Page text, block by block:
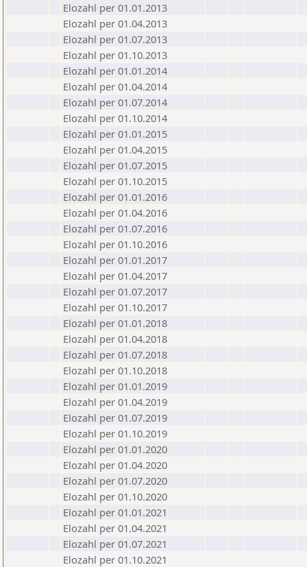
Elozahl per 01.01.2013
Elozahl per 01.04.2013
Elozahl per 01.07.2013
Elozahl per 01.10.2013
Elozahl per 01.01.2014
Elozahl per 01.04.2014
Elozahl per 01.07.2014
Elozahl per 01.10.2014
Elozahl per 01.01.2015
Elozahl per 01.04.2015
Elozahl per 01.07.2015
Elozahl per 01.10.2015
Elozahl per 01.01.2016
Elozahl per 01.04.2016
Elozahl per 01.07.2016
Elozahl per 01.10.2016
Elozahl per 01.01.2017
Elozahl per 01.04.2017
Elozahl per 01.07.2017
Elozahl per 01.10.2017
Elozahl per 01.01.2018
Elozahl per 01.04.2018
Elozahl per 01.07.2018
Elozahl per 01.10.2018
Elozahl per 01.01.2019
Elozahl per 01.04.2019
Elozahl per 01.07.2019
Elozahl per 01.10.2019
Elozahl per 01.01.2020
Elozahl per 01.04.2020
Elozahl per 01.07.2020
Elozahl per 01.10.2020
Elozahl per 01.01.2021
Elozahl per 01.04.2021
Elozahl per 01.07.2021
Elozahl per 01.10.2021